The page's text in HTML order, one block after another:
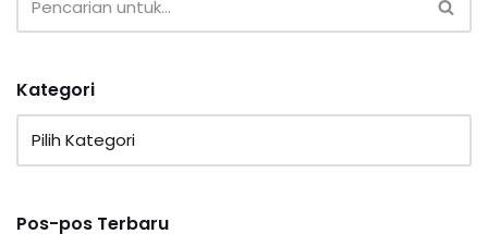
Kategori
Pos-pos Terbaru